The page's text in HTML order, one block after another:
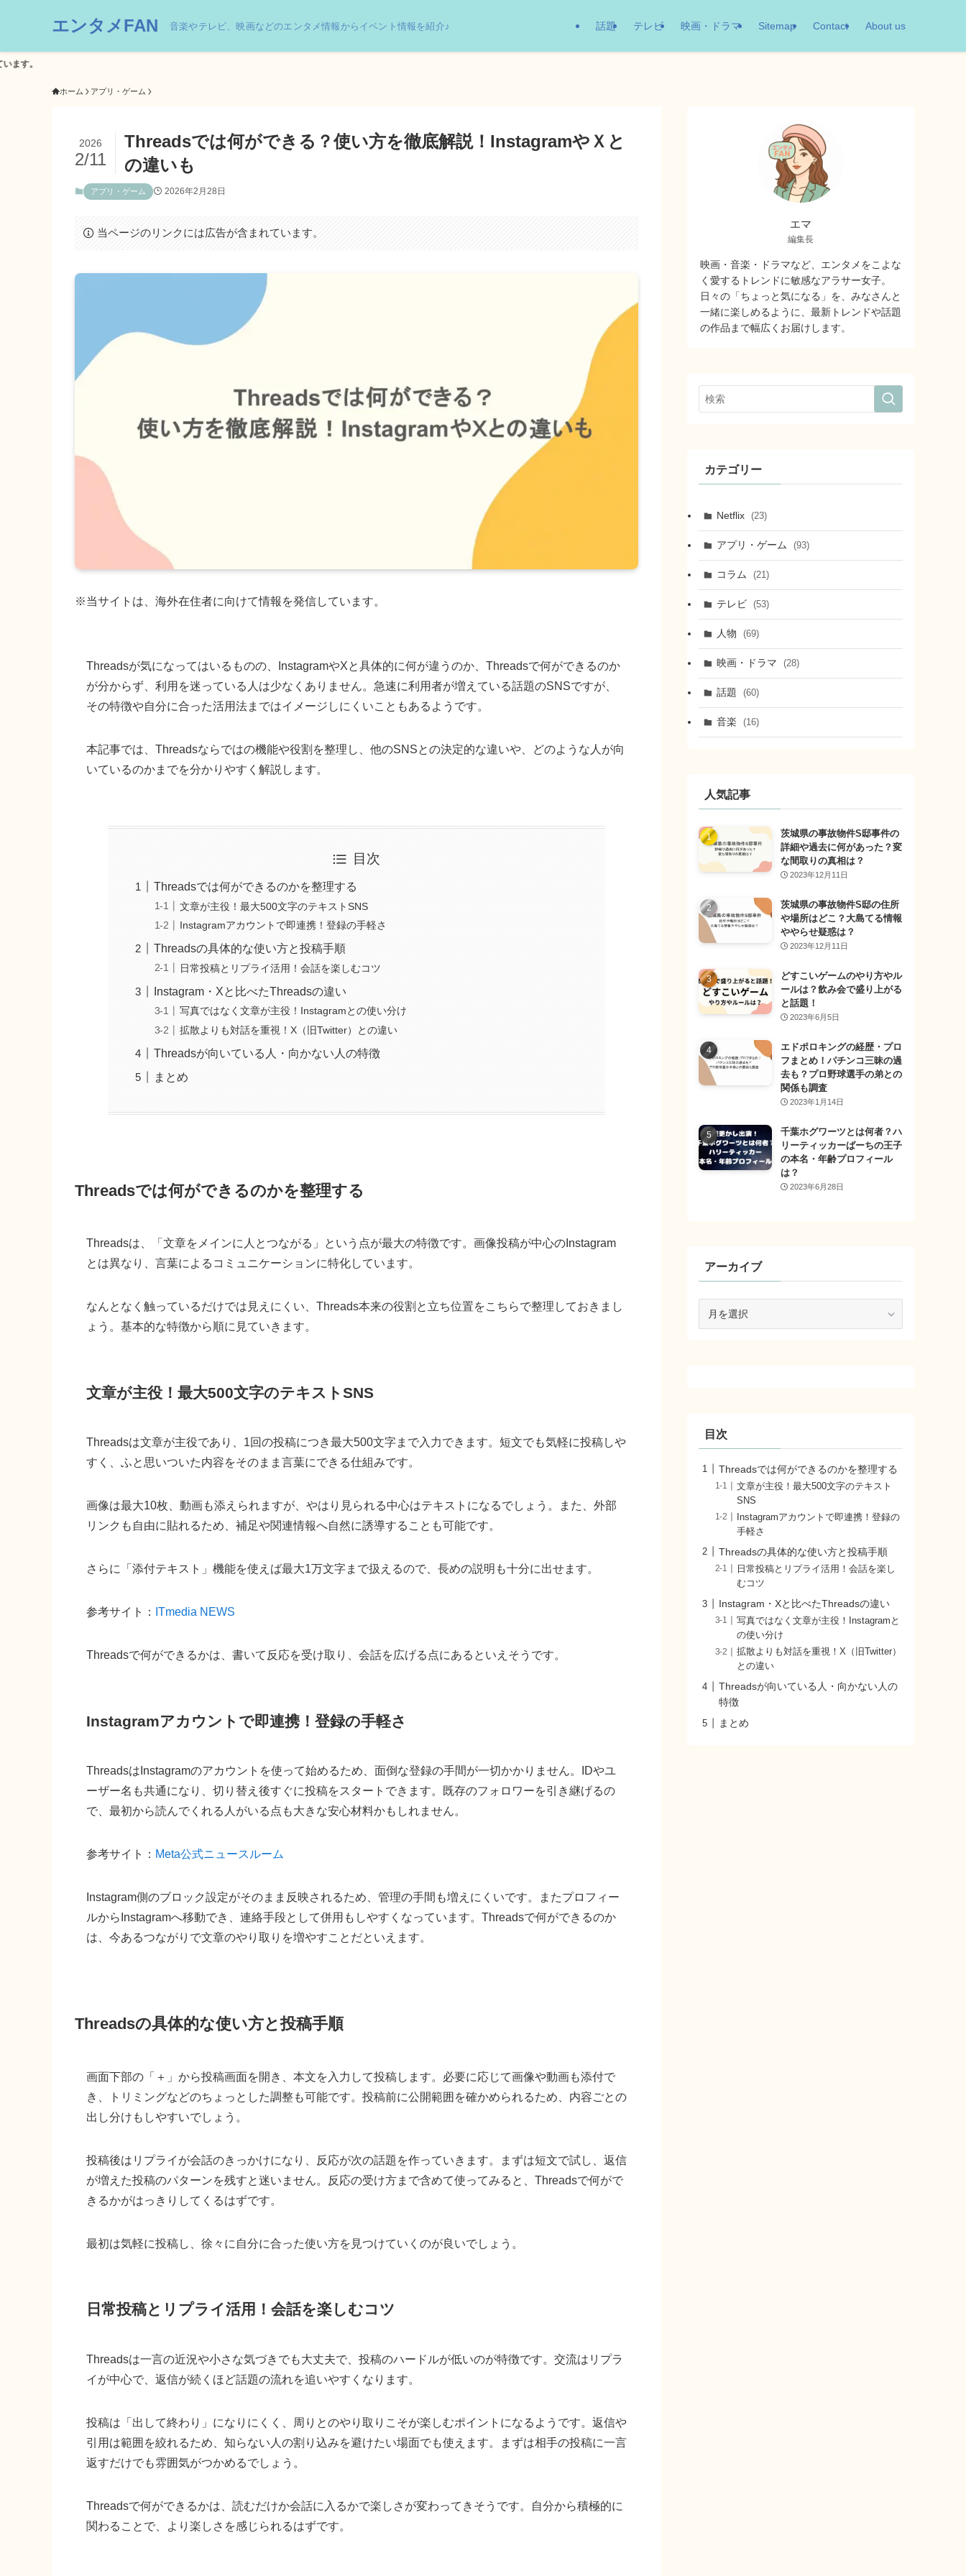
エンタメFAN 音楽やテレビ、映画などのエンタメ情報からイベント情報を紹介♪ 話題 テレビ 映画・ドラマ Sitemap Contact About us
ホーム アプリ・ゲーム
Threadsでは何ができる？使い方を徹底解説！InstagramやＸと
の違いも
2026
2/11
アプリ・ゲーム 2026年2月28日
当ページのリンクには広告が含まれています。
※当サイトは、海外在住者に向けて情報を発信しています。
Threadsが気になってはいるものの、InstagramやXと具体的に何が違うのか、Threadsで何ができるのか
が分からず、利用を迷っている人は少なくありません。急速に利用者が増えている話題のSNSですが、
その特徴や自分に合った活用法まではイメージしにくいこともあるようです。
本記事では、Threadsならではの機能や役割を整理し、他のSNSとの決定的な違いや、どのような人が向
いているのかまでを分かりやすく解説します。
目次
Threadsでは何ができるのかを整理する
文章が主役！最大500文字のテキストSNS
Instagramアカウントで即連携！登録の手軽さ
Threadsの具体的な使い方と投稿手順
日常投稿とリプライ活用！会話を楽しむコツ
Instagram・Xと比べたThreadsの違い
写真ではなく文章が主役！Instagramとの使い分け
拡散よりも対話を重視！X（旧Twitter）との違い
Threadsが向いている人・向かない人の特徴
まとめ
Threadsでは何ができるのかを整理する
Threadsは、「文章をメインに人とつながる」という点が最大の特徴です。画像投稿が中心のInstagram
とは異なり、言葉によるコミュニケーションに特化しています。
なんとなく触っているだけでは見えにくい、Threads本来の役割と立ち位置をこちらで整理しておきまし
ょう。基本的な特徴から順に見ていきます。
文章が主役！最大500文字のテキストSNS
Threadsは文章が主役であり、1回の投稿につき最大500文字まで入力できます。短文でも気軽に投稿しや
すく、ふと思いついた内容をそのまま言葉にできる仕組みです。
画像は最大10枚、動画も添えられますが、やはり見られる中心はテキストになるでしょう。また、外部
リンクも自由に貼れるため、補足や関連情報へ自然に誘導することも可能です。
さらに「添付テキスト」機能を使えば最大1万文字まで扱えるので、長めの説明も十分に出せます。
参考サイト： ITmedia NEWS
Threadsで何ができるかは、書いて反応を受け取り、会話を広げる点にあるといえそうです。
Instagramアカウントで即連携！登録の手軽さ
ThreadsはInstagramのアカウントを使って始めるため、面倒な登録の手間が一切かかりません。IDやユ
ーザー名も共通になり、切り替え後すぐに投稿をスタートできます。既存のフォロワーを引き継げるの
で、最初から読んでくれる人がいる点も大きな安心材料かもしれません。
参考サイト： Meta公式ニュースルーム
Instagram側のブロック設定がそのまま反映されるため、管理の手間も増えにくいです。またプロフィー
ルからInstagramへ移動でき、連絡手段として併用もしやすくなっています。Threadsで何ができるのか
は、今あるつながりで文章のやり取りを増やすことだといえます。
Threadsの具体的な使い方と投稿手順
画面下部の「＋」から投稿画面を開き、本文を入力して投稿します。必要に応じて画像や動画も添付で
き、トリミングなどのちょっとした調整も可能です。投稿前に公開範囲を確かめられるため、内容ごとの
出し分けもしやすいでしょう。
投稿後はリプライが会話のきっかけになり、反応が次の話題を作っていきます。まずは短文で試し、返信
が増えた投稿のパターンを残すと迷いません。反応の受け方まで含めて使ってみると、Threadsで何がで
きるかがはっきりしてくるはずです。
最初は気軽に投稿し、徐々に自分に合った使い方を見つけていくのが良いでしょう。
日常投稿とリプライ活用！会話を楽しむコツ
Threadsは一言の近況や小さな気づきでも大丈夫で、投稿のハードルが低いのが特徴です。交流はリプラ
イが中心で、返信が続くほど話題の流れを追いやすくなります。
投稿は「出して終わり」になりにくく、周りとのやり取りこそが楽しむポイントになるようです。返信や
引用は範囲を絞れるため、知らない人の割り込みを避けたい場面でも使えます。まずは相手の投稿に一言
返すだけでも雰囲気がつかめるでしょう。
Threadsで何ができるかは、読むだけか会話に入るかで楽しさが変わってきそうです。自分から積極的に
関わることで、より楽しさを感じられるはずです。
エマ
編集長
映画・音楽・ドラマなど、エンタメをこよな
く愛するトレンドに敏感なアラサー女子。
日々の「ちょっと気になる」を、みなさんと
一緒に楽しめるように、最新トレンドや話題
の作品まで幅広くお届けします。
カテゴリー
Netflix (23)
アプリ・ゲーム (93)
コラム (21)
テレビ (53)
人物 (69)
映画・ドラマ (28)
話題 (60)
音楽 (16)
人気記事
茨城県の事故物件S邸事件の
詳細や過去に何があった？変
な間取りの真相は？
2023年12月11日
茨城県の事故物件S邸の住所
や場所はどこ？大島てる情報
ややらせ疑惑は？
2023年12月11日
どすこいゲームのやり方やル
ールは？飲み会で盛り上がる
と話題！
2023年6月5日
エドポロキングの経歴・プロ
フまとめ！パチンコ三昧の過
去も？プロ野球選手の弟との
関係も調査
2023年1月14日
千葉ホグワーツとは何者？ハ
リーティッカーばーちの王子
の本名・年齢プロフィール
は？
2023年6月28日
アーカイブ
目次
Threadsでは何ができるのかを整理する
文章が主役！最大500文字のテキスト
SNS
Instagramアカウントで即連携！登録の
手軽さ
Threadsの具体的な使い方と投稿手順
日常投稿とリプライ活用！会話を楽し
むコツ
Instagram・Xと比べたThreadsの違い
写真ではなく文章が主役！Instagramと
の使い分け
拡散よりも対話を重視！X（旧Twitter）
との違い
Threadsが向いている人・向かない人の
特徴
まとめ